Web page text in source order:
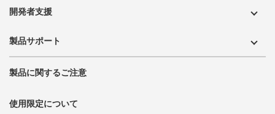
開発者支援
製品サポート
製品に関するご注意
使用限定について